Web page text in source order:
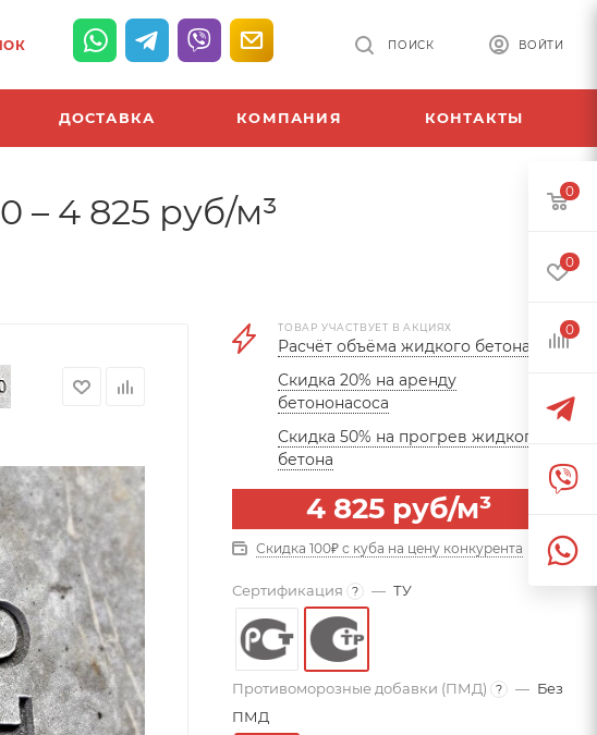
ВОЙТИ
ПОИСК
ДОСТАВКА КОМПАНИЯ КОНТАКТЫ
– 4 825 руб/м³
ТОВАР УЧАСТВУЕТ В АКЦИЯХ
Расчёт объёма жидкого бетона
Скидка 20% на аренду
бетононасоса
Скидка 50% на прогрев жидкого
бетона
4 825руб/м³
Скидка 100₽ с куба на цену конкурента
Сертификация ? — ТУ
Противоморозные добавки (ПМД) ? — Без
ПМД
0
0
0